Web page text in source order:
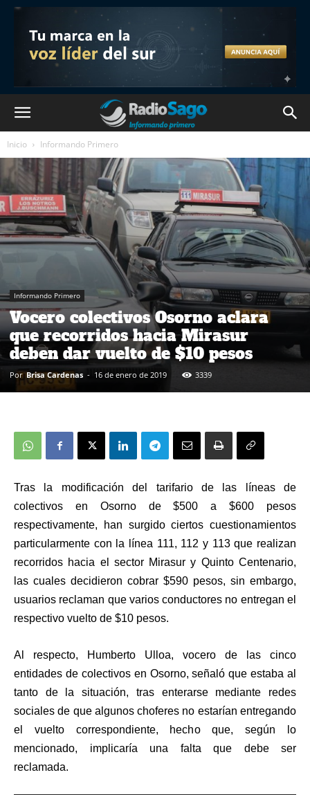
Inicio Informando Primero
Informando Primero
Vocero colectivos Osorno aclara
que recorridos hacia Mirasur
deben dar vuelto de $10 pesos
Por Brisa Cardenas - 16 de enero de 2019 3339
Tras la modificación del tarifario de las líneas de
colectivos en Osorno de $500 a $600 pesos
respectivamente, han surgido ciertos cuestionamientos
particularmente con la línea 111, 112 y 113 que realizan
recorridos hacia el sector Mirasur y Quinto Centenario,
las cuales decidieron cobrar $590 pesos, sin embargo,
usuarios reclaman que varios conductores no entregan el
respectivo vuelto de $10 pesos.
Al respecto, Humberto Ulloa, vocero de las cinco
entidades de colectivos en Osorno, señaló que estaba al
tanto de la situación, tras enterarse mediante redes
sociales de que algunos choferes no estarían entregando
el vuelto correspondiente, hecho que, según lo
mencionado, implicaría una falta que debe ser
reclamada.